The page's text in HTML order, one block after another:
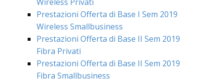
Prestazioni Offerta di Base I Sem 2019
Wireless Smallbusiness
Prestazioni Offerta di Base II Sem 2019
Fibra Privati
Prestazioni Offerta di Base II Sem 2019
Fibra Smallbusiness